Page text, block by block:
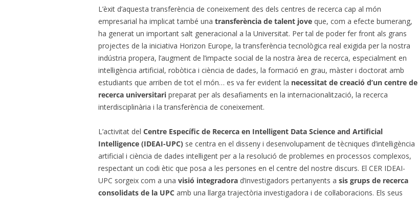
L’èxit d’aquesta transferència de coneixement des dels centres de recerca cap al món
empresarial ha implicat també una transferència de talent jove que, com a efecte bumerang,
ha generat un important salt generacional a la Universitat. Per tal de poder fer front als grans
projectes de la iniciativa Horizon Europe, la transferència tecnològica real exigida per la nostra
indústria propera, l’augment de l’impacte social de la nostra àrea de recerca, especialment en
intel·ligència artificial, robòtica i ciència de dades, la formació en grau, màster i doctorat amb
estudiants que arriben de tot el món… es va fer evident la necessitat de creació d’un centre de
recerca universitari preparat per als desafiaments en la internacionalització, la recerca
interdisciplinària i la transferència de coneixement.
L’activitat del Centre Específic de Recerca en Intelligent Data Science and Artificial
Intelligence (IDEAI-UPC) se centra en el disseny i desenvolupament de tècniques d’intel·ligència
artificial i ciència de dades intel·ligent per a la resolució de problemes en processos complexos,
respectant un codi ètic que posa a les persones en el centre del nostre discurs. El CER IDEAI-
UPC sorgeix com a una visió integradora d’investigadors pertanyents a sis grups de recerca
consolidats de la UPC amb una llarga trajectòria investigadora i de col·laboracions. Els seus